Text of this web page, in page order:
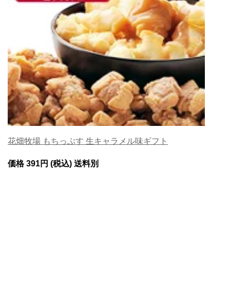
花畑牧場 もちっぷす 生キャラメル味ギフト
価格 391円 (税込) 送料別